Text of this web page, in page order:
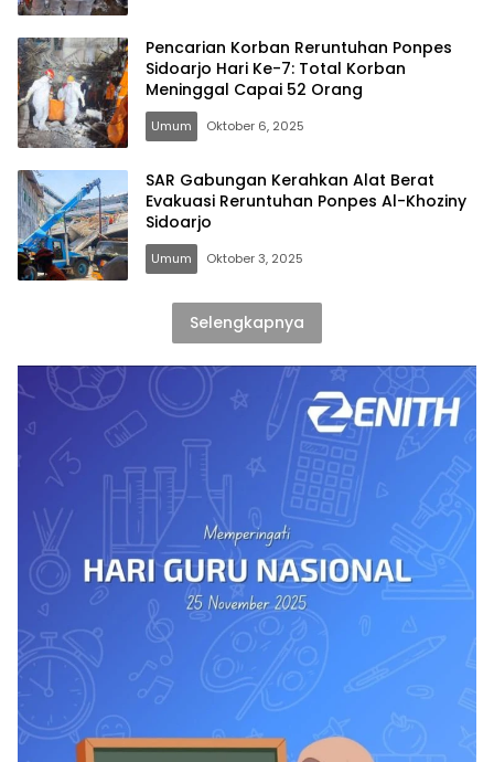
Pencarian Korban Reruntuhan Ponpes
Sidoarjo Hari Ke-7: Total Korban
Meninggal Capai 52 Orang
Umum Oktober 6, 2025
SAR Gabungan Kerahkan Alat Berat
Evakuasi Reruntuhan Ponpes Al-Khoziny
Sidoarjo
Umum Oktober 3, 2025
Selengkapnya